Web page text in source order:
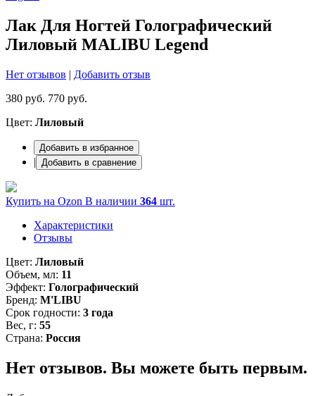
Лак Для Ногтей Голографический
Лиловый MALIBU Legend
Нет отзывов | Добавить отзыв
380 руб. 770 руб.
Цвет: Лиловый
Добавить в избранное
| Добавить в сравнение
Купить на Ozon В наличии 364 шт.
Характеристики
Отзывы
Цвет: Лиловый
Объем, мл: 11
Эффект: Голографический
Бренд: M'LIBU
Срок годности: 3 года
Вес, г: 55
Страна: Россия
Нет отзывов. Вы можете быть первым.